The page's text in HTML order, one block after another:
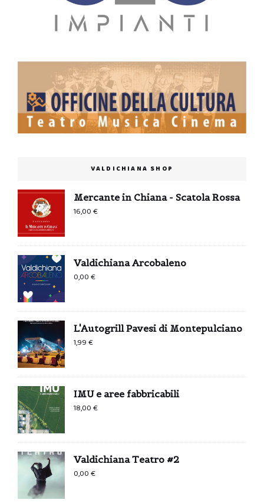
VALDICHIANA SHOP
Mercante in Chiana - Scatola Rossa
16,00€
Valdichiana Arcobaleno
0,00€
L'Autogrill Pavesi di Montepulciano
1,99€
IMU e aree fabbricabili
18,00€
Valdichiana Teatro #2
0,00€